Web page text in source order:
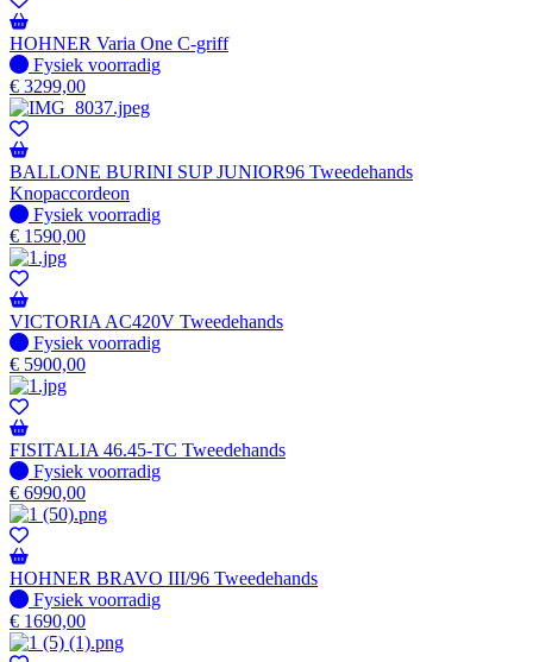
HOHNER Varia One C-griff
Fysiek voorradig
Fysiek voorradig
€ 3299,00
BALLONE BURINI SUP JUNIOR96 Tweedehands
Knopaccordeon
Fysiek voorradig
Fysiek voorradig
€ 1590,00
VICTORIA AC420V Tweedehands
Fysiek voorradig
Fysiek voorradig
€ 5900,00
FISITALIA 46.45-TC Tweedehands
Fysiek voorradig
Fysiek voorradig
€ 6990,00
HOHNER BRAVO III/96 Tweedehands
Fysiek voorradig
Fysiek voorradig
€ 1690,00